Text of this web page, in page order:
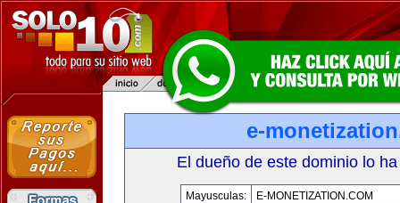
e-
El dueño de este dominio lo
Mayusculas:
E-MONETIZATION.COM